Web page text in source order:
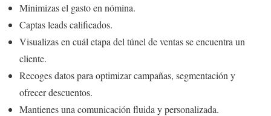
Minimizas el gasto en nómina.
Captas leads calificados.
Visualizas en cuál etapa del túnel de ventas se encuentra un
cliente.
Recoges datos para optimizar campañas, segmentación y
ofrecer descuentos.
Mantienes una comunicación fluida y personalizada.